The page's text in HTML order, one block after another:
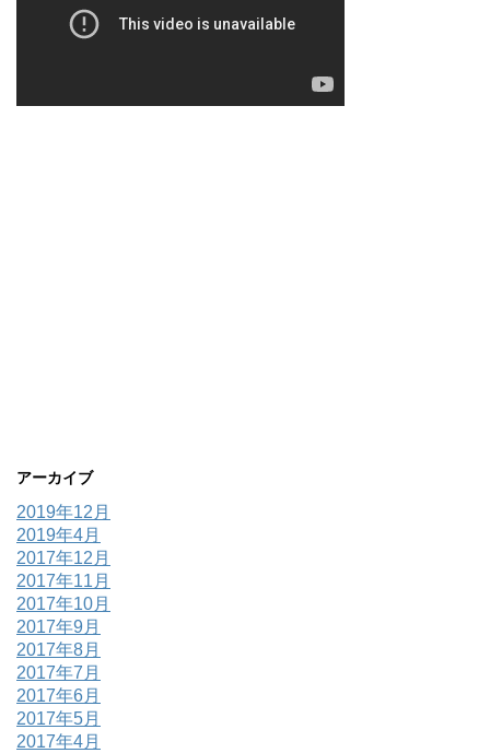
アーカイブ
2019年12月
2019年4月
2017年12月
2017年11月
2017年10月
2017年9月
2017年8月
2017年7月
2017年6月
2017年5月
2017年4月